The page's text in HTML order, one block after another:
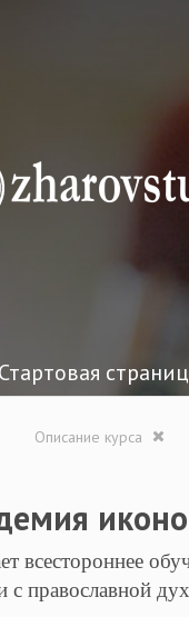
Стартовая
Описание курса
всестороннее
с православной